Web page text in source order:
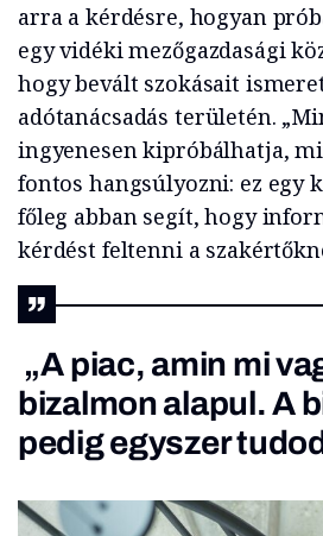
arra a kérdésre, hogyan
egy vidéki mezőgazdasági
hogy bevált szokásait
adótanácsadás területén.
ingyenesen kipróbálhatja,
fontos hangsúlyozni: ez egy
főleg abban segít, hogy
kérdést feltenni a
„A piac, amin mi
bizalmon alapul. A
pedig egyszer